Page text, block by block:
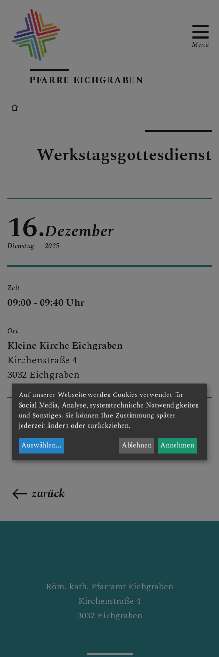
PFARRE EICHGRABEN
Menü
Werkstagsgottesdienst
16.
Dienstag
Dezember
2025
Zeit
09:00 - 09:40 Uhr
Ort
Kleine Kirche Eichgraben
Kirchenstraße 4
3032 Eichgraben
zurück
Röm.-kath. Pfarramt Eichgraben
Kirchenstraße 4
3032 Eichgraben
Auf unserer Webseite werden Cookies verwendet für
Social Media, Analyse, systemtechnische Notwendigkeiten
und Sonstiges. Sie können Ihre Zustimmung später
jederzeit ändern oder zurückziehen.
Auswählen... Ablehnen Annehmen